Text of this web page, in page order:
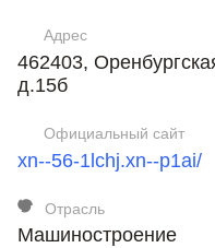
Адрес
462403,
д.15б
Официальный сайт
xn--56-1lchj.xn--p1ai/
Отрасль
Машиностроение